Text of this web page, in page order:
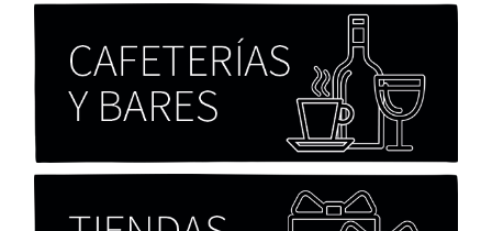
Chicas tristes de Fernanda Tovar